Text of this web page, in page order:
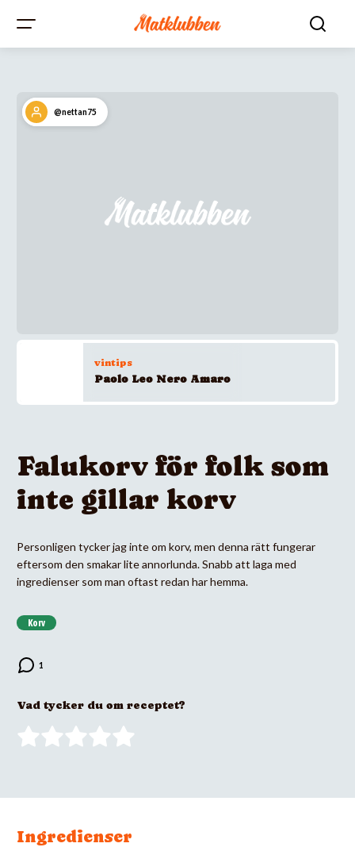
@nettan75
vintips
Paolo Leo Nero Amaro
Falukorv för folk som
inte gillar korv
Personligen tycker jag inte om korv, men denna rätt fungerar
eftersom den smakar lite annorlunda. Snabb att laga med
ingredienser som man oftast redan har hemma.
Korv
Vad tycker du om receptet?
Ingredienser